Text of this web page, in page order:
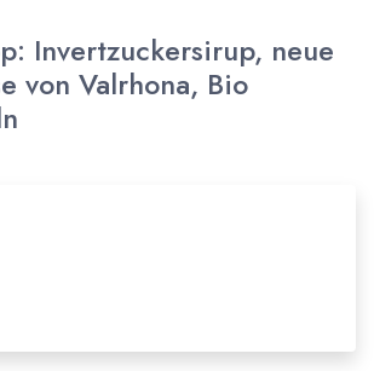
Invertzuckersirup, neue
von Valrhona, Bio